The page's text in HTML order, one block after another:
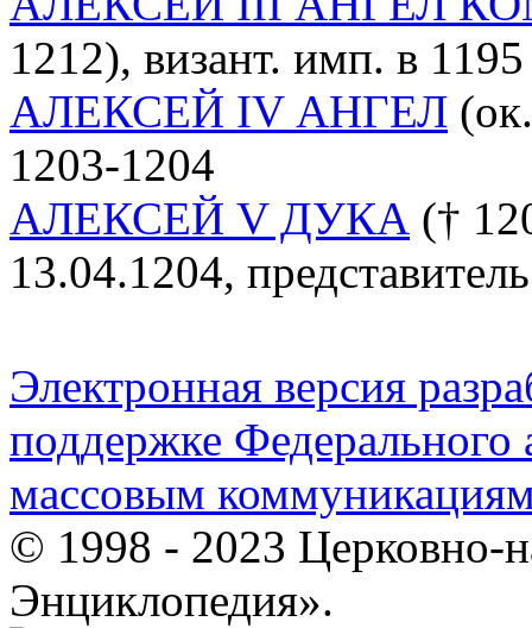
1212), визант. имп. в
АЛЕКСЕЙ IV АНГЕЛ
1203-1204
АЛЕКСЕЙ V ДУКА (†
13.04.1204,
Электронная версия
поддержке Федерального
массовым
© 1998 - 2023 Церковно-
Энциклопедия».